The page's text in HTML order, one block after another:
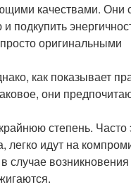
качествами. Они
подкупить
оригинальными
как показывает
они
степень. Часто
легко идут на
случае